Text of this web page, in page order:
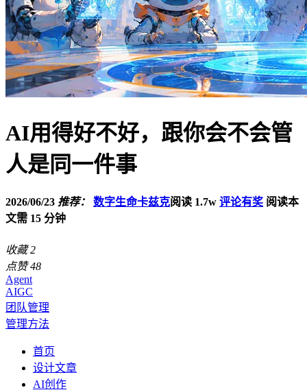
AI用得好不好，跟你会不会管
人是同一件事
2026/06/23 推荐： 数字生命卡兹克阅读 1.7w 评论有奖 阅读本
文需 15 分钟
收藏 2
点赞 48
Agent
AIGC
团队管理
管理方法
首页
设计文章
AI创作